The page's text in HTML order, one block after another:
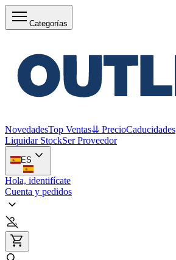
Categorías
NovedadesTop Ventas⇊ PrecioCaducidades
Liquidar StockSer Proveedor
ES
Hola, identifícate
Cuenta y pedidos